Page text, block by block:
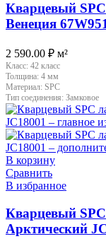
Кварцевый
Венеция 67W951
2 590.00 ₽ м²
Класс: 42 класс
Толщина: 4 мм
Материал: SPC
Тип соединения: Замковое
В корзину
Сравнить
В избранное
Кварцевый
Арктический